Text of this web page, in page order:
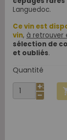
Languedoc.
Ce vin est
vin, à retrouver
sélection de
et oubliés.
Quantité